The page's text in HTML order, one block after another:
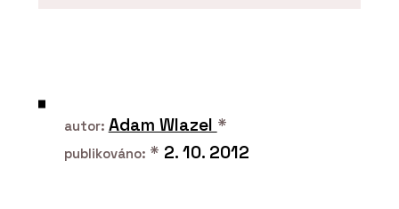
autor: Adam Wlazel *
publikováno: * 2. 10. 2012